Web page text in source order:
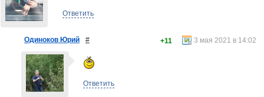
Ответить
Одиноков Юрий # 3 мая 2021 в 14:02
+11
Ответить